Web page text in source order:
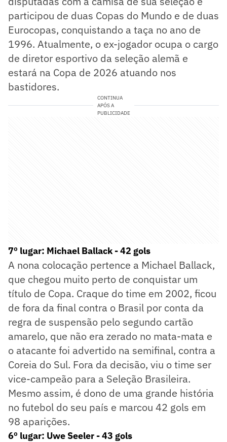
participou de duas Copas do Mundo e de duas
Eurocopas, conquistando a taça no ano de
1996. Atualmente, o ex-jogador ocupa o cargo
de diretor esportivo da seleção alemã e
estará na Copa de 2026 atuando nos
bastidores.
CONTINUA
APÓS A
PUBLICIDADE
7º lugar: Michael Ballack - 42 gols
A nona colocação pertence a Michael Ballack,
que chegou muito perto de conquistar um
título de Copa. Craque do time em 2002, ficou
de fora da final contra o Brasil por conta da
regra de suspensão pelo segundo cartão
amarelo, que não era zerado no mata-mata e
o atacante foi advertido na semifinal, contra a
Coreia do Sul. Fora da decisão, viu o time ser
vice-campeão para a Seleção Brasileira.
Mesmo assim, é dono de uma grande história
no futebol do seu país e marcou 42 gols em
98 aparições.
6º lugar: Uwe Seeler - 43 gols